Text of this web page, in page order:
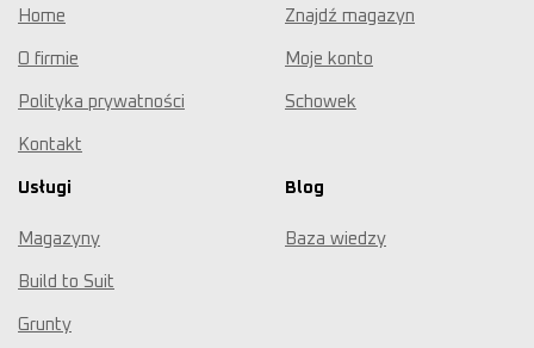
Home
O firmie
Polityka prywatności
Kontakt
Znajdź magazyn
Moje konto
Schowek
Usługi
Magazyny
Build to Suit
Grunty
Blog
Baza wiedzy